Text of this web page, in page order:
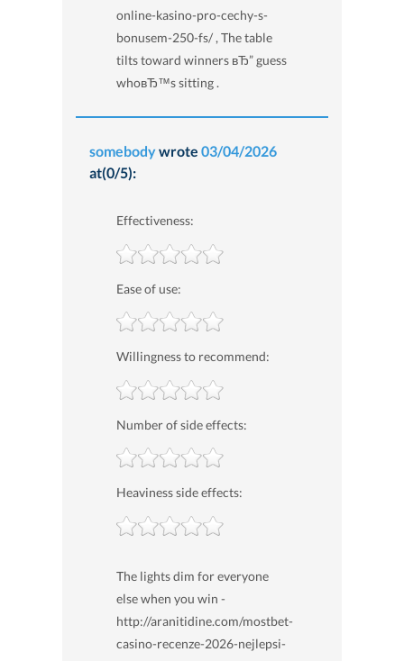
online-kasino-pro-cechy-s-
bonusem-250-fs/ , The table
tilts toward winners вЂ” guess
whoвЂ™s sitting .
somebodywrote 03/04/2026
at(0/5):
Effectiveness:
Ease of use:
Willingness to recommend:
Number of side effects:
Heaviness side effects:
The lights dim for everyone
else when you win -
http://aranitidine.com/mostbet-
casino-recenze-2026-nejlepsi-